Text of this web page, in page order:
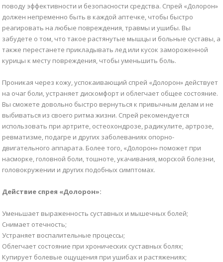
поводу эффективности и безопасности средства. Спрей «Долорон»
должен непременно быть в каждой аптечке, чтобы быстро
реагировать на любые повреждения, травмы и ушибы. Вы
забудете о том, что такое растянутые мышцы и больные суставы, а
также перестанете прикладывать лед или кусок замороженной
курицы к месту повреждения, чтобы уменьшить боль.
Проникая через кожу, успокаивающий спрей «Долорон» действует
на очаг боли, устраняет дискомфорт и облегчает общее состояние.
Вы сможете довольно быстро вернуться к привычным делам и не
выбиваться из своего ритма жизни. Спрей рекомендуется
использовать при артрите, остеохондрозе, радикулите, артрозе,
ревматизме, подагре и других заболеваниях опорно-
двигательного аппарата. Более того, «Долорон» поможет при
насморке, головной боли, тошноте, укачивания, морской болезни,
головокружении и других подобных симптомах.
Действие спрея «Долорон»:
Уменьшает выраженность суставных и мышечных болей;
Снимает отечность;
Устраняет воспалительные процессы;
Облегчает состояние при хронических суставных болях;
Купирует болевые ощущения при ушибах и растяжениях;